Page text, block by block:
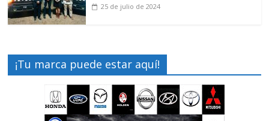
25 de julio de 2024
¡Tu marca puede estar aquí!